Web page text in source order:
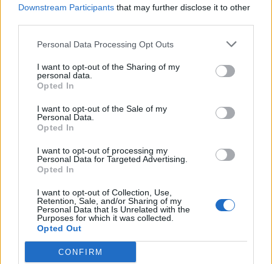
Downstream Participants that may further disclose it to other
Personal Data Processing Opt Outs
I want to opt-out of the Sharing of my
personal data.
Opted In
I want to opt-out of the Sale of my
Personal Data.
Opted In
I want to opt-out of processing my
Personal Data for Targeted Advertising.
Opted In
I want to opt-out of Collection, Use,
Retention, Sale, and/or Sharing of my
Personal Data that Is Unrelated with the
Purposes for which it was collected.
Opted Out
CONFIRM
окошко с дополнительными пятью вкладками,
которые мы видим как кнопки в нижней части
а) Первая кнопка: "Отображение"